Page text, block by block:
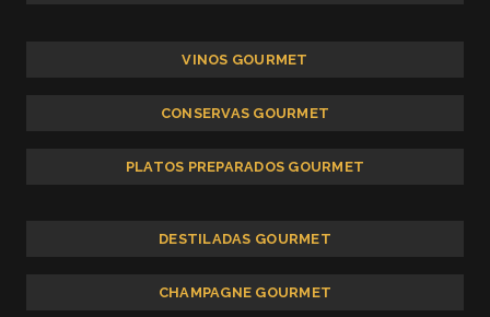
VINOS GOURMET
CONSERVAS GOURMET
PLATOS PREPARADOS GOURMET
DESTILADAS GOURMET
CHAMPAGNE GOURMET